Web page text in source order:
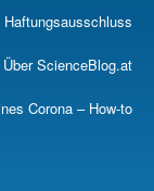
Haftungsausschluss
Über ScienceBlog.at
Corona – How-to